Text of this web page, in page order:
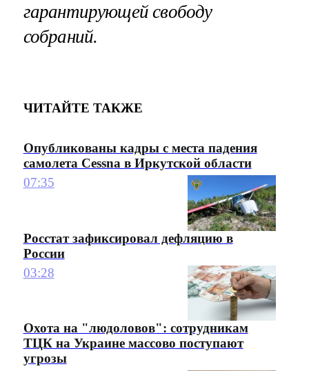
гарантирующей свободу
собраний.
ЧИТАЙТЕ ТАКЖЕ
Опубликованы кадры с места падения
самолета Cessna в Иркутской области
07:35
Росстат зафиксировал дефляцию в
России
03:28
Охота на "людоловов": сотрудникам
ТЦК на Украине массово поступают
угрозы